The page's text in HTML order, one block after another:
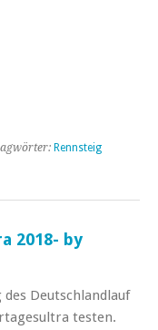
Rennsteig
2018- by
Deutschlandlauf
testen.